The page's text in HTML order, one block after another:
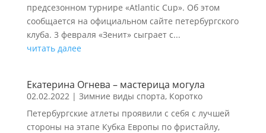
предсезонном турнире «Atlantic Cup». Об этом
сообщается на официальном сайте петербургского
клуба. 3 февраля «Зенит» сыграет с...
читать далее
Екатерина Огнева – мастерица могула
02.02.2022| Зимние виды спорта, Коротко
Петербургские атлеты проявили с себя с лучшей
стороны на этапе Кубка Европы по фристайлу,